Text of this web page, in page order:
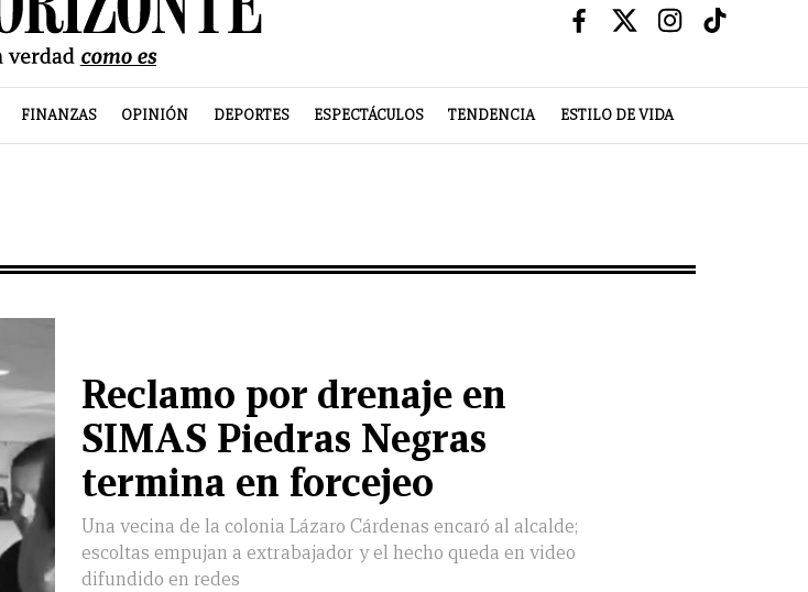
FINANZAS OPINIÓN DEPORTES ESPECTÁCULOS TENDENCIA ESTILO DE VIDA
Reclamo por drenaje en
SIMAS Piedras Negras
termina en forcejeo
Una vecina de la colonia Lázaro Cárdenas encaró al alcalde;
escoltas empujan a extrabajador y el hecho queda en video
difundido en redes